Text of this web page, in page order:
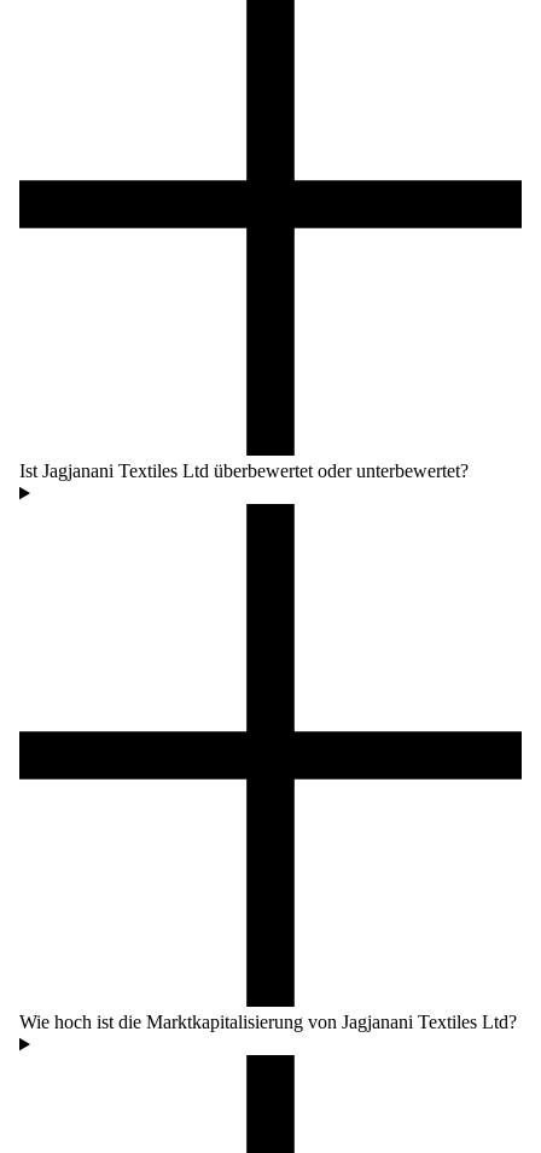
Ist Jagjanani Textiles Ltd überbewertet oder unterbewertet?
Wie hoch ist die Marktkapitalisierung von Jagjanani Textiles Ltd?